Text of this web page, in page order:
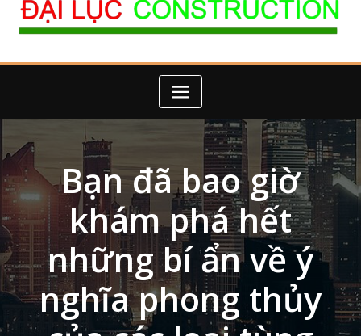
Bạn đã bao giờ
khám phá hết
những bí ẩn về ý
nghĩa phong thủy